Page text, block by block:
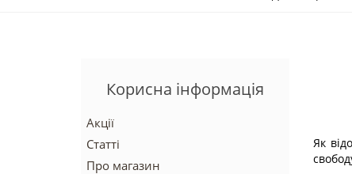
Корисна інформація
Акції
Статті
Про магазин
Як